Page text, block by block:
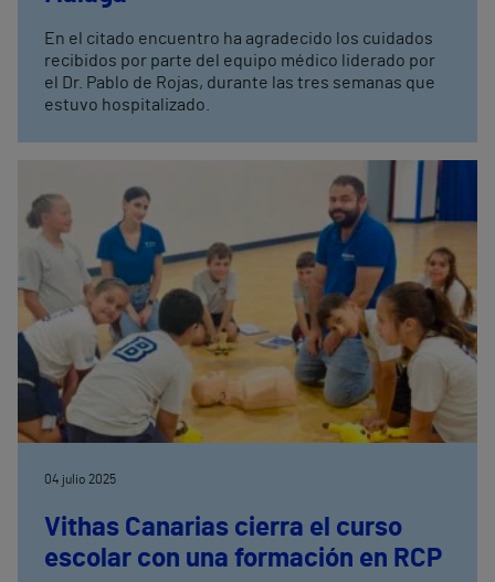
En el citado encuentro ha agradecido los cuidados
recibidos por parte del equipo médico liderado por
el Dr. Pablo de Rojas, durante las tres semanas que
estuvo hospitalizado.
04 julio 2025
Vithas Canarias cierra el curso
escolar con una formación en RCP